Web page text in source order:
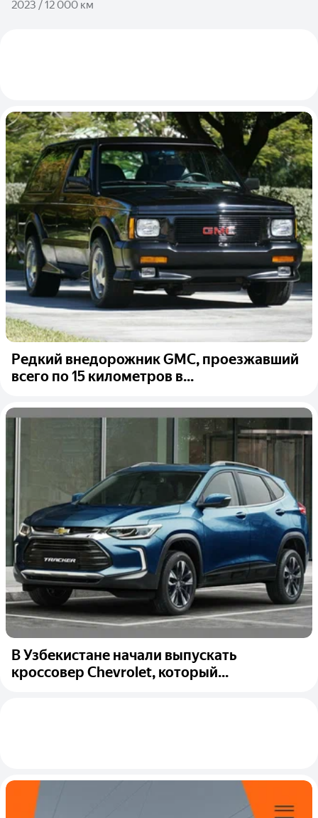
2023 / 12 000 км
Редкий внедорожник GMC, проезжавший
всего по 15 километров в...
В Узбекистане начали выпускать
кроссовер Chevrolet, который...